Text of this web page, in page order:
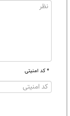
* کد امنیتی